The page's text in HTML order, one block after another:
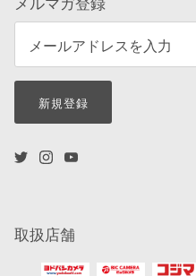
新規登録
取扱店舗